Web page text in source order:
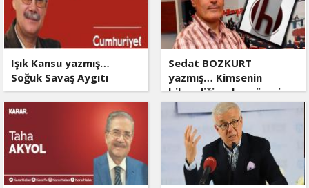
Işık Kansu yazmış…
Soğuk Savaş Aygıtı
Sedat BOZKURT
yazmış… Kimsenin
bilmediği açılım süreci